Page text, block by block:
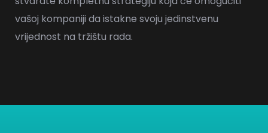
vašoj kompaniji da istakne svoju jedinstvenu
vrijednost na tržištu rada.